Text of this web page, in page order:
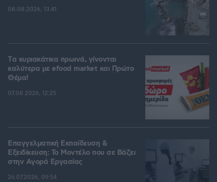
08.08.2026, 13:41
Tα κυριακάτικα πρωινά, γίνονται
καλύτερα με efood market και Πρώτο
Θέμα!
07.08.2026, 12:25
Επαγγελματική Εκπαίδευση &
Εξειδίκευση: Το Mοντέλο που σε Bάζει
στην Aγορά Eργασίας
26.07.2026, 09:54